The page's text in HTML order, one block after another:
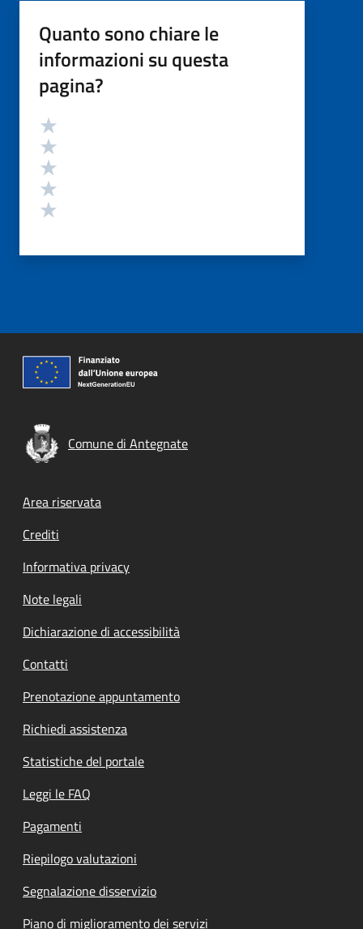
Quanto sono chiare le
informazioni su questa
pagina?
Valutazione
Comune di Antegnate
Footer menu
Area riservata
Crediti
Informativa privacy
Note legali
Dichiarazione di accessibilità
Contatti
Prenotazione appuntamento
Richiedi assistenza
Statistiche del portale
Leggi le FAQ
Pagamenti
Riepilogo valutazioni
Segnalazione disservizio
Piano di miglioramento dei servizi